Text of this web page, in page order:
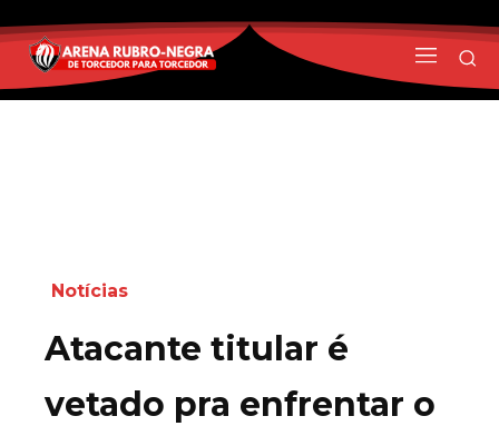
Notícias
Atacante titular é
vetado pra enfrentar o